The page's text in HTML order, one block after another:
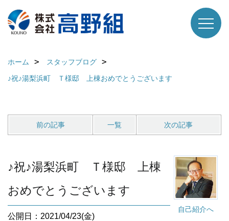
ホーム
スタッフブログ
♪祝♪湯梨浜町 Ｔ様邸 上棟おめでとうございます
前の記事 一覧 次の記事
自己紹介へ
♪祝♪湯梨浜町 Ｔ様邸 上棟
おめでとうございます
公開日：2021/04/23(金)